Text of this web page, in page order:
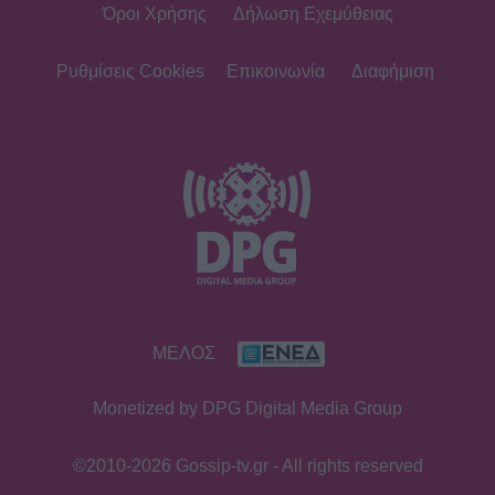
Κωνσταντινίδου, Λυδία Τζανουδάκη
Από Κεφαλονιά... Σαντορίνη! Η φωτό
της Καλομοίρας με την οικογένειά
«Τον είδα μπροστά μου, λαμπερό…»
- Πώς η Αγγελική Ηλιάδη είδε τον
Χριστό και έζησε το θαύμα
Όροι Χρήσης Δήλωση Εχεμύθειας
Ρυθμίσεις Cookies Επικοινωνία Διαφήμιση
ΜΕΛΟΣ
Monetized by DPG Digital Media Group
©2010-2026 Gossip-tv.gr - All rights reserved